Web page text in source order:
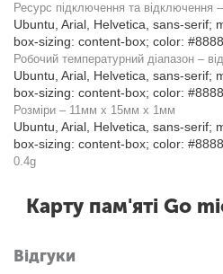
Ресурс підключення та відключення
Ubuntu, Arial, Helvetica, sans-serif;
box-sizing: content-box; color:
Робочий температурний діапазон –
Ubuntu, Arial, Helvetica, sans-serif;
box-sizing: content-box; color:
Розміри – 11мм x 15мм x 1мм
Ubuntu, Arial, Helvetica, sans-serif;
box-sizing: content-box; color:
0.4g
Карту пам'яті Go
Відгуки